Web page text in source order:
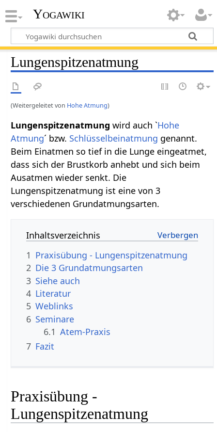
Yogawiki
Lungenspitzenatmung
(Weitergeleitet von Hohe Atmung)
Lungenspitzenatmung wird auch `Hohe
Atmung´ bzw. Schlüsselbeinatmung genannt.
Beim Einatmen so tief in die Lunge eingeatmet,
dass sich der Brustkorb anhebt und sich beim
Ausatmen wieder senkt. Die
Lungenspitzenatmung ist eine von 3
verschiedenen Grundatmungsarten.
Inhaltsverzeichnis
1 Praxisübung - Lungenspitzenatmung
2 Die 3 Grundatmungsarten
3 Siehe auch
4 Literatur
5 Weblinks
6 Seminare
6.1 Atem-Praxis
7 Fazit
Praxisübung -
Lungenspitzenatmung